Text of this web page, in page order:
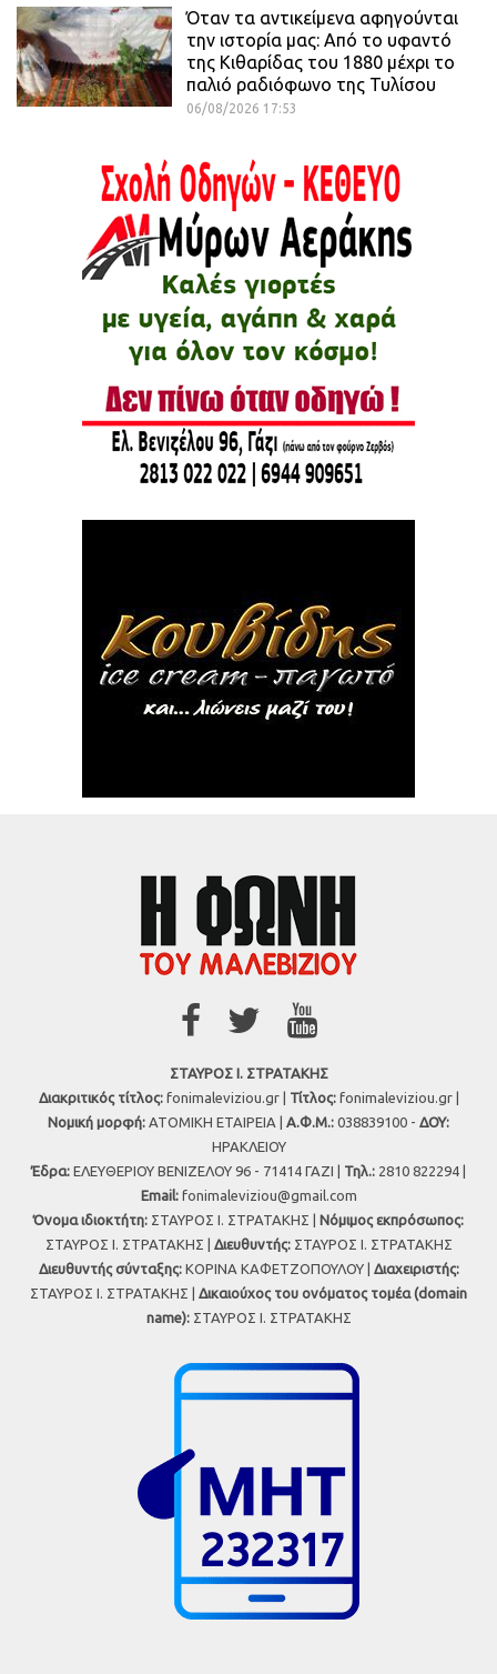
Όταν τα αντικείμενα αφηγούνται
την ιστορία μας: Από το υφαντό
της Κιθαρίδας του 1880 μέχρι το
παλιό ραδιόφωνο της Τυλίσου
06/08/2026 17:53
ΣΤΑΥΡΟΣ Ι. ΣΤΡΑΤΑΚΗΣ
Διακριτικός τίτλος:fonimaleviziou.gr | Τίτλος:fonimaleviziou.gr |
Νομική μορφή: ΑΤΟΜΙΚΗ ΕΤΑΙΡΕΙΑ | Α.Φ.Μ.: 038839100 - ΔΟΥ:
ΗΡΑΚΛΕΙΟΥ
Έδρα: ΕΛΕΥΘΕΡΙΟΥ ΒΕΝΙΖΕΛΟΥ 96 - 71414 ΓΑΖΙ | Τηλ.: 2810 822294 |
Εmail: fonimaleviziou@gmail.com
Όνομα ιδιοκτήτη: ΣΤΑΥΡΟΣ Ι. ΣΤΡΑΤΑΚΗΣ | Νόμιμος εκπρόσωπος:
ΣΤΑΥΡΟΣ Ι. ΣΤΡΑΤΑΚΗΣ | Διευθυντής:ΣΤΑΥΡΟΣ Ι. ΣΤΡΑΤΑΚΗΣ
Διευθυντής σύνταξης:ΚΟΡΙΝΑ ΚΑΦΕΤΖΟΠΟΥΛΟΥ | Διαχειριστής:
ΣΤΑΥΡΟΣ Ι. ΣΤΡΑΤΑΚΗΣ | Δικαιούχος του ονόματος τομέα (domain
name):ΣΤΑΥΡΟΣ Ι. ΣΤΡΑΤΑΚΗΣ